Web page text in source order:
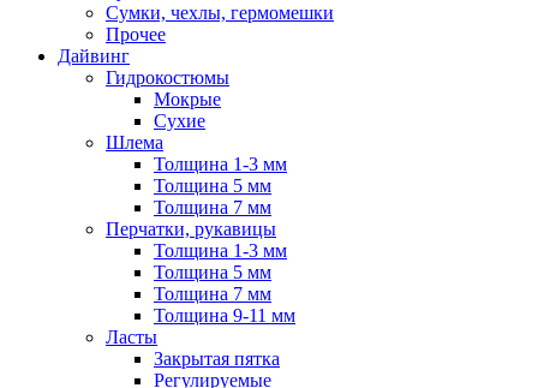
Сумки, чехлы, гермомешки
Прочее
Дайвинг
Гидрокостюмы
Мокрые
Сухие
Шлема
Толщина 1-3 мм
Толщина 5 мм
Толщина 7 мм
Перчатки, рукавицы
Толщина 1-3 мм
Толщина 5 мм
Толщина 7 мм
Толщина 9-11 мм
Ласты
Закрытая пятка
Регулируемые